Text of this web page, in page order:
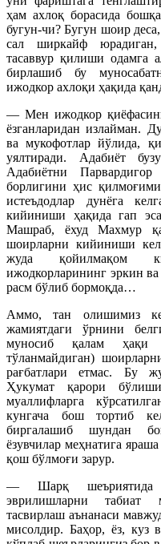
ҳам ахлоқ борасида
бугун-чи? Бугун шоир
сал ширкайф
тасаввур қилиши одамга
бирлашиб бу
ижодкор ахлоқи ҳақида
— Мен ижодкор
ёзганларидан излайман.
ва мукофотлар йўлида,
уялтиради. Адабиёт
Адабиётни
борлигини ҳис
истеъдодлар дунёга
кийиниши ҳақида гап
Машраб, ёхуд Махмур
шоирларни кийиниши
жуда қойилмақом
ижодкорларининг эркин
расм бўлиб бормоқда…
Аммо, тан олишимиз
жамиятдаги ўрнини
муносиб қалам ҳақи
тўланмайдиган)
рағбатлари етмас. Бу
Ҳукумат қарори
муаллифларга
кунгача бош тортиб
биргалашиб шундан
ёзувчилар меҳнатига
қош бўлмоғи зарур.
— Шарқ шеъриятида
эврилишларни табиат
тасвирлаш аънанаси
мисолдир. Баҳор, ёз, куз